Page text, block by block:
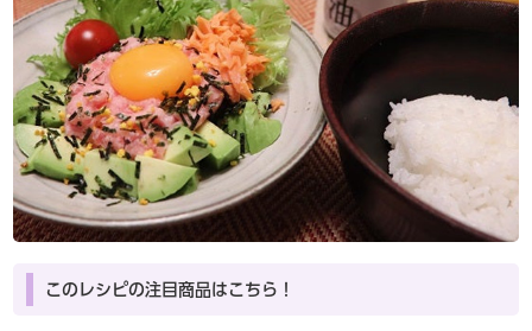
このレシピの注目商品はこちら！